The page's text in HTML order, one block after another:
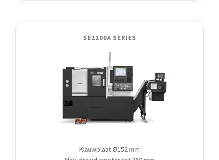
SE2200A SERIES
Klauwplaat Ø152 mm